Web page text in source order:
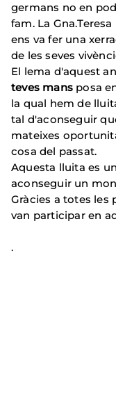
germans no en
fam. La
ens va fer una
de les seves
El lema d'aquest
teves mans posa
la qual hem de
tal d'aconseguir
mateixes
cosa del passat.
Aquesta lluita es
aconseguir un
Gràcies a totes les
van participar en
.